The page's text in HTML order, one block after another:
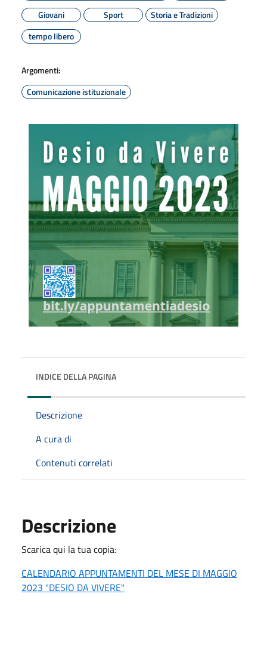
Giovani
Sport
Storia e Tradizioni
tempo libero
Argomenti:
Comunicazione istituzionale
INDICE DELLA PAGINA
Descrizione
A cura di
Contenuti correlati
Descrizione
Scarica qui la tua copia:
CALENDARIO APPUNTAMENTI DEL MESE DI MAGGIO
2023 "DESIO DA VIVERE"